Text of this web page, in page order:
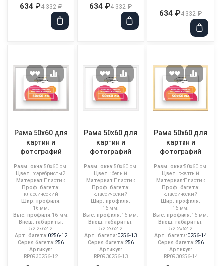
634 ₽4 332 ₽ 634 ₽4 332 ₽
634 ₽4 332 ₽
Рама 50x60 для
картин и
фотографий
Разм. окна:50x60 см.
Цвет..:серебристый
Материал:Пластик
Проф. багета:
классический
Шир. профиля:
16 мм.
Выс. профиля:16 мм.
Внеш. габариты:
52.2x62.2
Арт. багета:0256-12
Серия багета:256
Артикул:
RP0930256-12
Рама 50x60 для
картин и
фотографий
Разм. окна:50x60 см.
Цвет..:белый
Материал:Пластик
Проф. багета:
классический
Шир. профиля:
16 мм.
Выс. профиля:16 мм.
Внеш. габариты:
52.2x62.2
Арт. багета:0256-13
Серия багета:256
Артикул:
RP0930256-13
Рама 50x60 для
картин и
фотографий
Разм. окна:50x60 см.
Цвет..:желтый
Материал:Пластик
Проф. багета:
классический
Шир. профиля:
16 мм.
Выс. профиля:16 мм.
Внеш. габариты:
52.2x62.2
Арт. багета:0256-14
Серия багета:256
Артикул:
RP0930256-14